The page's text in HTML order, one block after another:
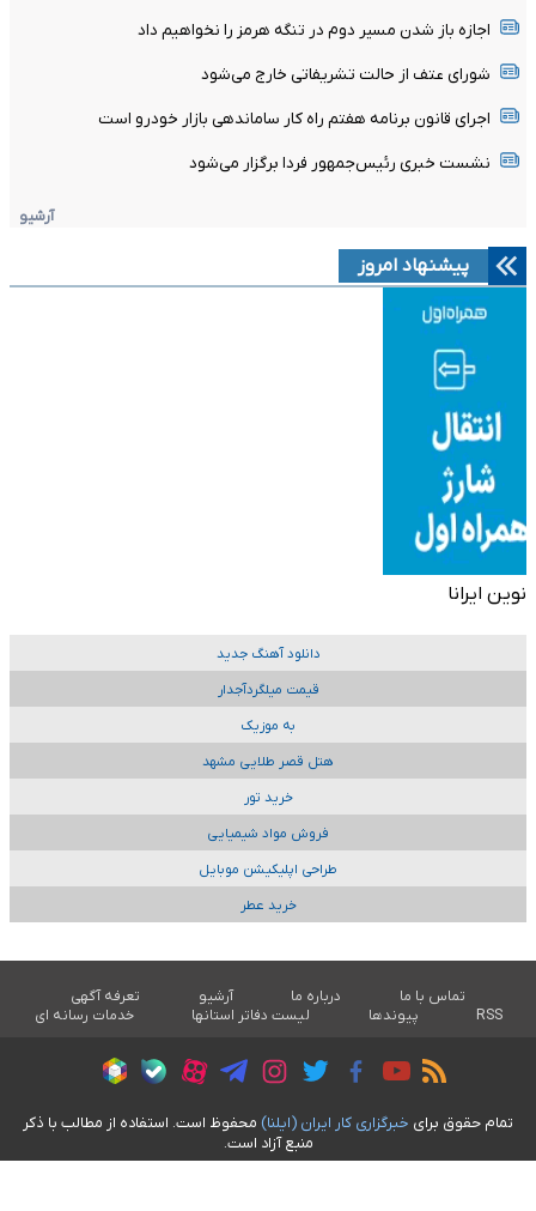
اجازه باز شدن مسیر دوم در تنگه هرمز را نخواهیم داد
شورای عتف از حالت تشریفاتی خارج می‌شود
اجرای قانون برنامه هفتم راه کار ساماندهی بازار خودرو است
نشست خبری رئیس‌جمهور فردا برگزار می‌شود
آرشیو
پیشنهاد امروز
نوین ایرانا
دانلود آهنگ جدید
قیمت میلگردآجدار
به موزیک
هتل قصر طلایی مشهد
خرید تور
فروش مواد شیمیایی
طراحی اپلیکیشن موبایل
خرید عطر
تماس با ما درباره ما آرشیو
تعرفه آگهی
RSS
پیوندها لیست دفاتر استانها خدمات رسانه ای
تمام حقوق برای خبرگزاری کار ايران (ايلنا) محفوظ است. استفاده از مطالب با ذکر
منبع آزاد است.